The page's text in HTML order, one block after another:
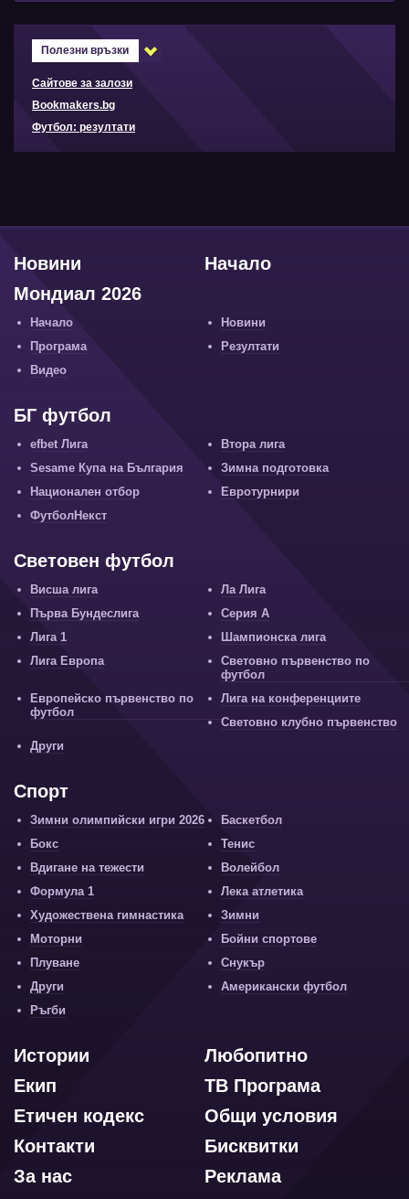
Полезни връзки
Сайтове за залози
Bookmakers.bg
Футбол: резултати
Начало
Новини
Мондиал 2026
Начало
Новини
Програма
Резултати
Видео
БГ футбол
efbet Лига
Втора лига
Sesame Купа на България
Зимна подготовка
Национален отбор
Евротурнири
ФутболНекст
Световен футбол
Висша лига
Ла Лига
Първа Бундеслига
Серия А
Лига 1
Шампионска лига
Лига Европа
Световно първенство по
футбол
Европейско първенство по
футбол
Лига на конференциите
Световно клубно първенство
Други
Спорт
Зимни олимпийски игри 2026
Баскетбол
Бокс
Тенис
Вдигане на тежести
Волейбол
Формула 1
Лека атлетика
Художествена гимнастика
Зимни
Моторни
Бойни спортове
Плуване
Снукър
Други
Американски футбол
Ръгби
Любопитно
Истории
ТВ Програма
Екип
Общи условия
Етичен кодекс
Бисквитки
Контакти
Реклама
За нас